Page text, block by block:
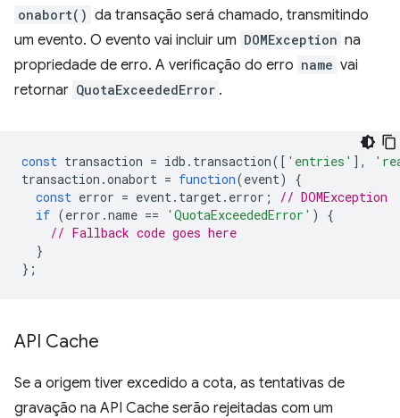
onabort() da transação será chamado, transmitindo
um evento. O evento vai incluir um DOMException na
propriedade de erro. A verificação do erro name vai
retornar QuotaExceededError .
const transaction = idb . transaction([ 'entries' ],
transaction .onabort = function(event)
{
const error = event. target. error ;
// DOMException
if (error .name == 'QuotaExceededError' )
{
// Fallback code goes here
}
};
API Cache
Se a origem tiver excedido a cota, as tentativas de
gravação na API Cache serão rejeitadas com um